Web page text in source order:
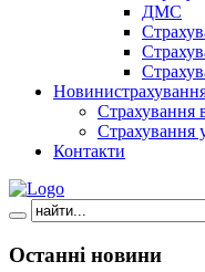
ДМС
Новини
Страхування
Страхування
Контакти
Останні новини